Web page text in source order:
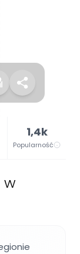
1,4k
Popularność
w